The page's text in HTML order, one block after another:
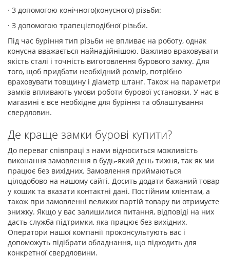
· З допомогою конічного(конусного) різьби:
· З допомогою трапецієподібної різьби.
Під час буріння тип різьби не впливає на роботу, однак
конусна вважається найнадійнішою. Важливо враховувати
якість сталі і точність виготовлення бурового замку. Для
того, щоб придбати необхідний розмір, потрібно
враховувати товщину і діаметр штанг. Також на параметри
замків впливають умови роботи бурової установки. У нас в
магазині є все необхідне для буріння та облаштування
свердловин.
Де краще замки бурові купити?
До переваг співпраці з нами відноситься можливість
виконання замовлення в будь-який день тижня, так як ми
працює без вихідних. Замовлення приймаються
цілодобово на нашому сайті. Досить додати бажаний товар
у кошик та вказати контактні дані. Постійним клієнтам, а
також при замовленні великих партій товару ви отримуєте
знижку. Якщо у вас залишилися питання, відповіді на них
дасть служба підтримки, яка працює без вихідних.
Оператори нашої компанії проконсультують вас і
допоможуть підібрати обладнання, що підходить для
конкретної свердловини.